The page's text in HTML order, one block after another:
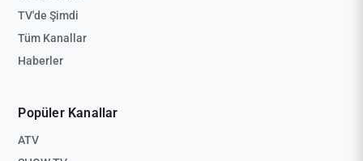
TV'de Şimdi
Tüm Kanallar
Haberler
Popüler Kanallar
ATV